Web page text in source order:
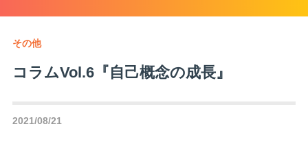
その他
コラムVol.6『自己概念の成長』
2021/08/21